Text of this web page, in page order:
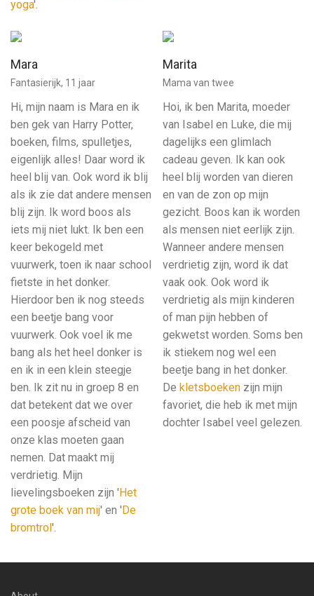
yoga'.
Mara
Fantasierijk, 11 jaar
Hi, mijn naam is Mara en ik
ben gek van Harry Potter,
boeken, films, spulletjes,
eigenlijk alles! Daar word ik
heel blij van. Ook word ik blij
als ik zie dat andere mensen
blij zijn. Ik word boos als
iets mij niet lukt. Ik ben een
keer bekogeld met
vuurwerk, toen ik naar school
fietste in het donker.
Hierdoor ben ik nog steeds
een beetje bang voor
vuurwerk. Ook voel ik me
bang als het heel donker is
en ik in een klein steegje
ben. Ik zit nu in groep 8 en
dat betekent dat we over
een poosje afscheid van
onze klas moeten gaan
nemen. Dat maakt mij
verdrietig. Mijn
lievelingsboeken zijn 'Het
grote boek van mij' en 'De
bromtrol'.
Marita
Mama van twee
Hoi, ik ben Marita, moeder
van Isabel en Luke, die mij
dagelijks een glimlach
cadeau geven. Ik kan ook
heel blij worden van dieren
en van de zon op mijn
gezicht. Boos kan ik worden
als mensen niet eerlijk zijn.
Wanneer andere mensen
verdrietig zijn, word ik dat
vaak ook. Ook word ik
verdrietig als mijn kinderen
of man pijn hebben of
gekwetst worden. Soms ben
ik stiekem nog wel een
beetje bang in het donker.
De kletsboeken zijn mijn
favoriet, die heb ik met mijn
dochter Isabel veel gelezen.